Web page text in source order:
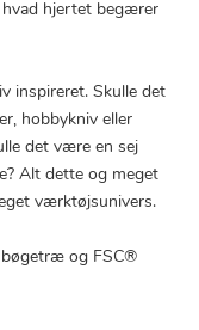
hjertet begærer
inspireret. Skulle det
hobbykniv eller
det være en sej
Alt dette og meget
værktøjsunivers.
og FSC®